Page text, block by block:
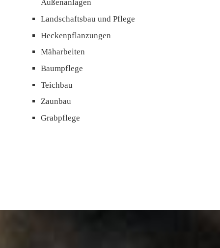
Außenanlagen
Landschaftsbau und Pflege
Heckenpflanzungen
Mäharbeiten
Baumpflege
Teichbau
Zaunbau
Grabpflege